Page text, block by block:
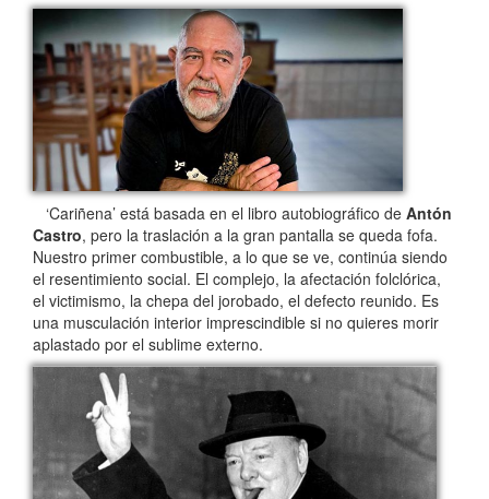
‘Cariñena’ está basada en el libro autobiográfico de Antón
Castro, pero la traslación a la gran pantalla se queda fofa.
Nuestro primer combustible, a lo que se ve, continúa siendo
el resentimiento social. El complejo, la afectación folclórica,
el victimismo, la chepa del jorobado, el defecto reunido. Es
una musculación interior imprescindible si no quieres morir
aplastado por el sublime externo.